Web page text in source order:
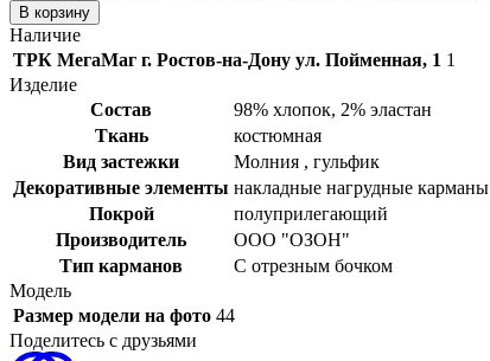
Наличие
ТРК МегаМаг г. Ростов-на-Дону ул. Пойменная, 1 1
Изделие
Состав
98% хлопок, 2% эластан
Ткань
костюмная
Вид застежки
Молния , гульфик
Декоративные элементы накладные нагрудные карманы
Покрой
полуприлегающий
Производитель
ООО "ОЗОН"
Тип карманов
С отрезным бочком
Модель
Размер модели на фото 44
Поделитесь с друзьями